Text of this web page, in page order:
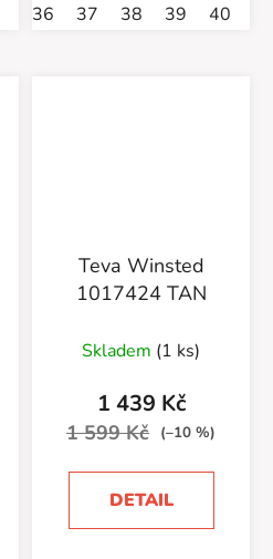
41 42
36 37 38 39 40
Teva Winsted
1017424 TAN
Skladem (1 ks)
1 439 Kč
1 599 Kč (–10 %)
DETAIL